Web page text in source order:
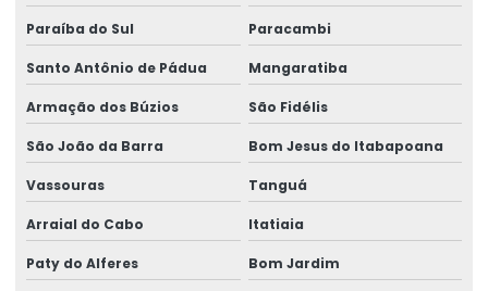
Etiquetas Adesivas Para Produtos
Etiquetas Adesivas Para Roupas E Têxteis
Etiquetas Adesivas Personalizadas
Etiquetas Auto Adesivas Para Vários Segmentos
Etiquetas De Bopp Transparente
Etiquetas De Papel Couchê Fosco E Brilho
Paraíba do Sul Paracambi
Santo Antônio de Pádua Mangaratiba
Armação dos Búzios São Fidélis
São João da Barra Bom Jesus do Itabapoana
Vassouras Tanguá
Arraial do Cabo Itatiaia
Paty do Alferes Bom Jardim